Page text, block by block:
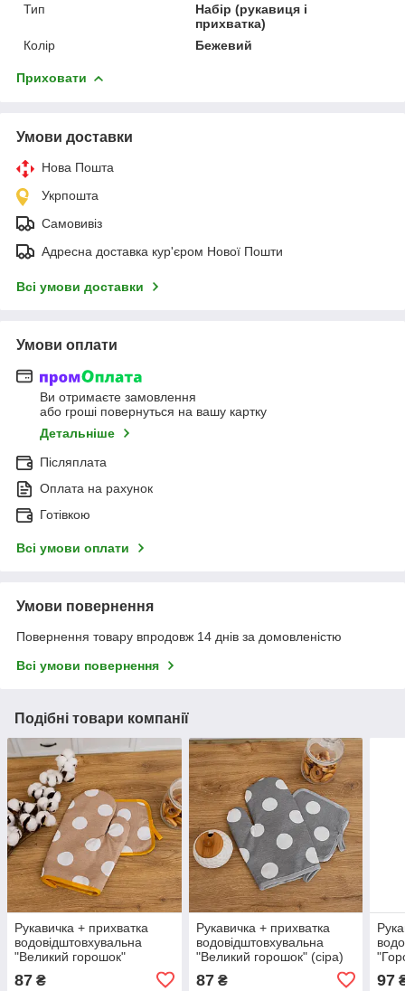
Тип
Набір (рукавиця і
прихватка)
Колір
Бежевий
Приховати
Умови доставки
Нова Пошта
Укрпошта
Самовивіз
Адресна доставка кур'єром Нової Пошти
Всі умови доставки
Умови оплати
Ви отримаєте замовлення
або гроші повернуться на вашу картку
Детальніше
Післяплата
Оплата на рахунок
Готівкою
Всі умови оплати
Умови повернення
Повернення товару впродовж 14 днів за домовленістю
Всі умови повернення
Подібні товари компанії
Рукавичка + прихватка
водовідштовхувальна
"Великий горошок"
87 ₴
Рукавичка + прихватка
водовідштовхувальна
"Великий горошок" (сіра)
87₴ 97